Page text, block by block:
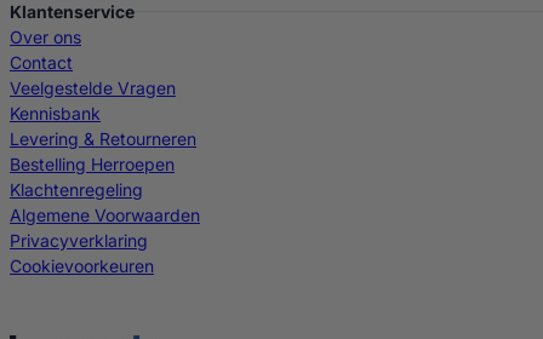
Klantenservice
Over ons
Contact
Veelgestelde Vragen
Kennisbank
Levering & Retourneren
Bestelling Herroepen
Klachtenregeling
Algemene Voorwaarden
Privacyverklaring
Cookievoorkeuren